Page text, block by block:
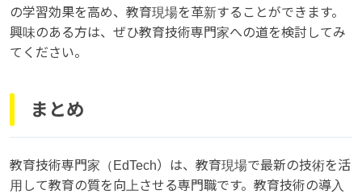
の学習効果を高め、教育現場を革新することができます。
興味のある方は、ぜひ教育技術専門家への道を検討してみ
てください。
まとめ
教育技術専門家（EdTech）は、教育現場で最新の技術を活
用して教育の質を向上させる専門職です。教育技術の導入